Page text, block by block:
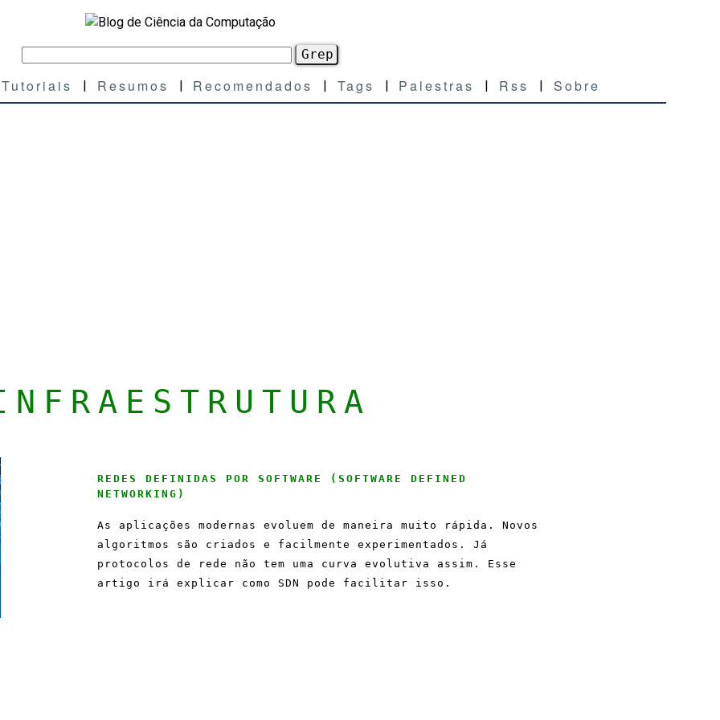
Tutoriais Resumos Recomendados Tags Palestras Rss Sobre
REDES DEFINIDAS POR SOFTWARE (SOFTWARE DEFINED
NETWORKING)
As aplicações modernas evoluem de maneira muito rápida. Novos
algoritmos são criados e facilmente experimentados. Já
protocolos de rede não tem uma curva evolutiva assim. Esse
artigo irá explicar como SDN pode facilitar isso.